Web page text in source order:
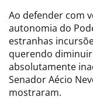
Ao defender com
autonomia do
estranhas
querendo
absolutamente
Senador Aécio
mostraram.